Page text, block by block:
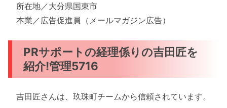
所在地／大分県国東市
本業／広告促進員（メールマガジン広告）
PRサポートの経理係りの吉田匠を
紹介!管理5716
吉田匠さんは、玖珠町チームから信頼されています。